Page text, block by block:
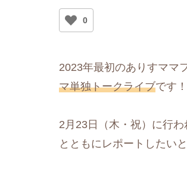
0
2023年最初のありすママ
マ単独トークライブです！
2月23日（木・祝）に行わ
とともにレポートしたいと